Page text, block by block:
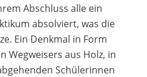
Abschluss alle ein
absolviert, was die
Ein Denkmal in Form
Wegweisers aus Holz, in
Schülerinnen